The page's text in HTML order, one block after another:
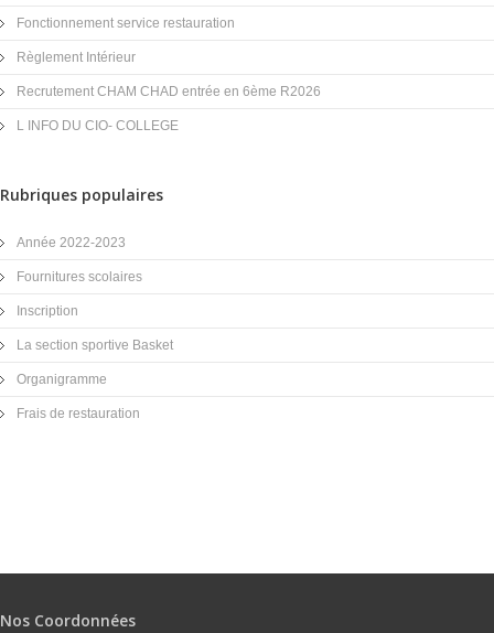
Fonctionnement service restauration
Règlement Intérieur
Recrutement CHAM CHAD entrée en 6ème R2026
L INFO DU CIO- COLLEGE
Rubriques populaires
Année 2022-2023
Fournitures scolaires
Inscription
La section sportive Basket
Organigramme
Frais de restauration
Nos Coordonnées